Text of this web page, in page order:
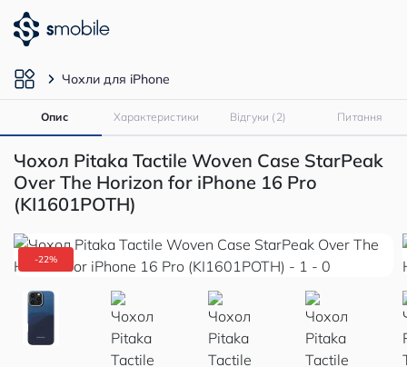
Чохли для iPhone
Опис Характеристики Відгуки (2) Питання
Чохол Pitaka Tactile Woven Case StarPeak
Over The Horizon for iPhone 16 Pro
(KI1601POTH)
-22%